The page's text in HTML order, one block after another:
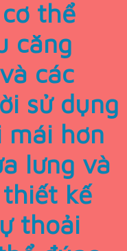
thể
căng
các
sử dụng
mái hơn
lưng và
kế
thoải